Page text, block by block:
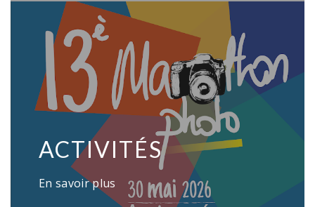
ACTIVITÉS
En savoir plus